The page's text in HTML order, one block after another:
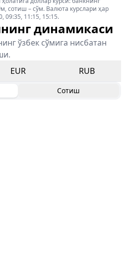
сотиш – сўм. Валюта курслари ҳар
09:35, 11:15, 15:15.
динамикаси
ўзбек сўмига нисбатан
EUR RUB
Сотиш